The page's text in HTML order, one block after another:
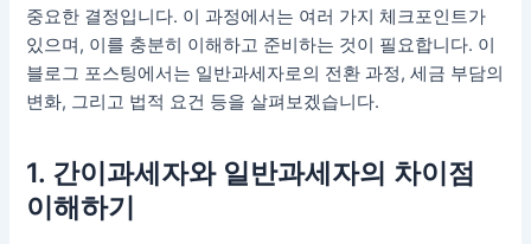
중요한 결정입니다. 이 과정에서는 여러 가지 체크포인트가
있으며, 이를 충분히 이해하고 준비하는 것이 필요합니다. 이
블로그 포스팅에서는 일반과세자로의 전환 과정, 세금 부담의
변화, 그리고 법적 요건 등을 살펴보겠습니다.
1. 간이과세자와 일반과세자의 차이점
이해하기